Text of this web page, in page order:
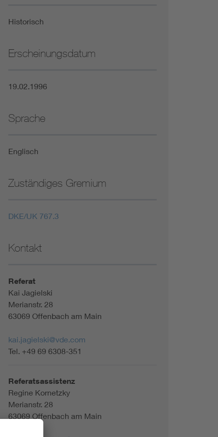
Historisch
Erscheinungsdatum
19.02.1996
Sprache
Englisch
Zuständiges Gremium
DKE/UK 767.3
Kontakt
Referat
Kai Jagielski
Merianstr. 28
63069 Offenbach am Main
kai.jagielski@vde.com
Tel. +49 69 6308-351
Referatsassistenz
Regine Kornetzky
Merianstr. 28
63069 Offenbach am Main